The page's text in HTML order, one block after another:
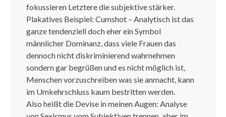
fokussieren Letztere die subjektive stärker.
Plakatives Beispiel: Cumshot – Analytisch ist das
ganze tendenziell doch eher ein Symbol
männlicher Dominanz, dass viele Frauen das
dennoch nicht diskriminierend wahrnehmen
sondern gar begrüßen und es nicht möglich ist,
Menschen vorzuschreiben was sie anmacht, kann
im Umkehrschluss kaum bestritten werden.
Also heißt die Devise in meinen Augen: Analyse